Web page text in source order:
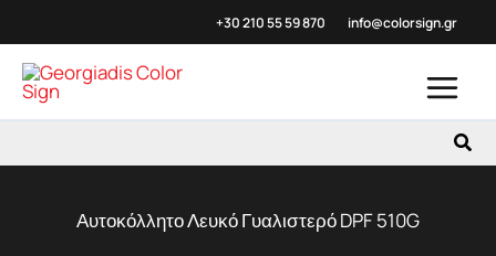
στο
περιεχόμενο
+30 210 55 59870 info@colorsign.gr
Αυτοκόλλητο Λευκό Γυαλιστερό DPF 510G